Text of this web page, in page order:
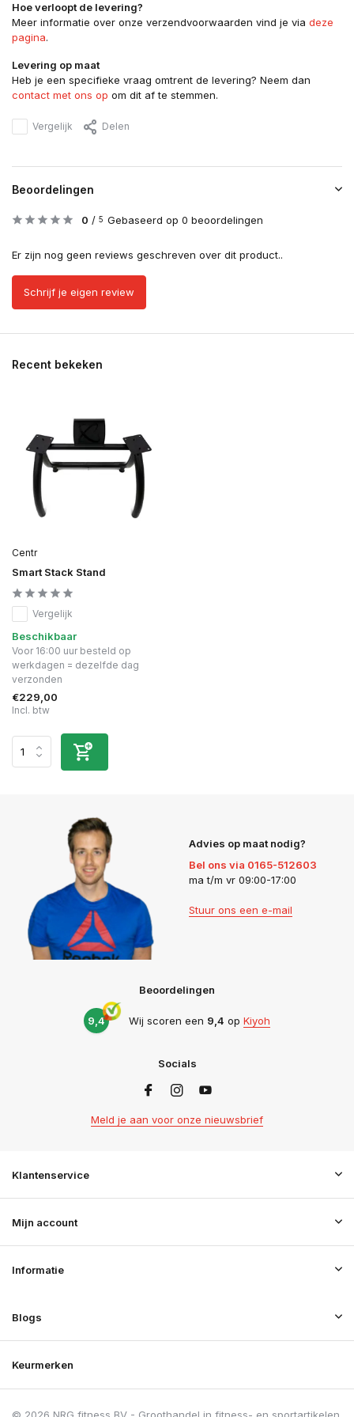
Hoe verloopt de levering?
Meer informatie over onze verzendvoorwaarden vind je via deze
pagina.
Levering op maat
Heb je een specifieke vraag omtrent de levering? Neem dan
contact met ons op om dit af te stemmen.
Vergelijk Delen
Beoordelingen
0 / 5 Gebaseerd op 0 beoordelingen
Er zijn nog geen reviews geschreven over dit product..
Schrijf je eigen review
Recent bekeken
Centr
Smart Stack Stand
Vergelijk
Beschikbaar
Voor 16:00 uur besteld op
werkdagen = dezelfde dag
verzonden
€229,00
Incl. btw
Advies op maat nodig?
Bel ons via 0165-512603
ma t/m vr 09:00-17:00
Stuur ons een e-mail
Beoordelingen
9,4 Wij scoren een 9,4 op Kiyoh
Socials
Meld je aan voor onze nieuwsbrief
Klantenservice
Mijn account
Informatie
Blogs
Keurmerken